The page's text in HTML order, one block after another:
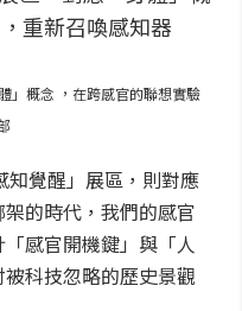
」概念 ，在跨感官的聯想實驗
知覺醒」展區，則對應
架的時代，我們的感官
感官開機鍵」與「人
科技忽略的歷史景觀